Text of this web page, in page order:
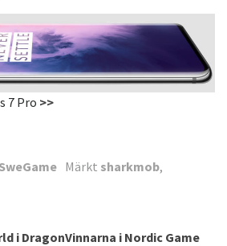
7 Pro >>
SweGame Märkt sharkmob,
i DragonVinnarna i Nordic Game